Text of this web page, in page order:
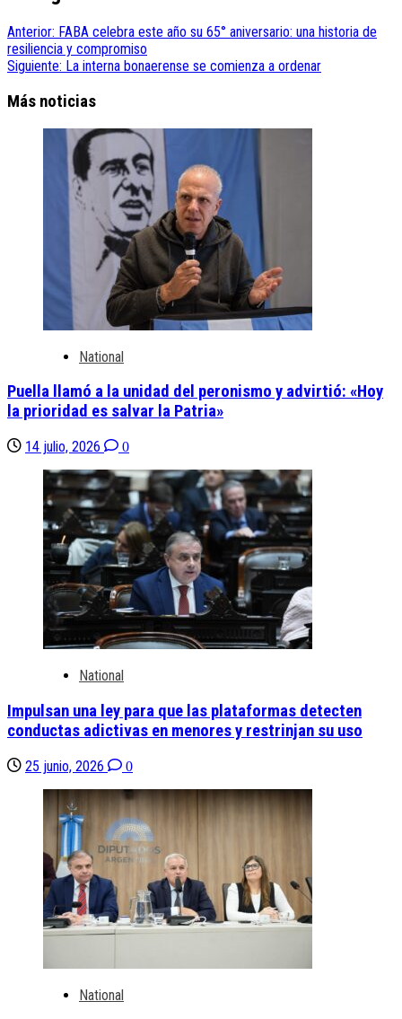
Anterior: FABA celebra este año su 65° aniversario: una historia de
resiliencia y compromiso
Siguiente: La interna bonaerense se comienza a ordenar
Más noticias
National
Puella llamó a la unidad del peronismo y advirtió: «Hoy
la prioridad es salvar la Patria»
14 julio, 2026 0
National
Impulsan una ley para que las plataformas detecten
conductas adictivas en menores y restrinjan su uso
25 junio, 2026 0
National